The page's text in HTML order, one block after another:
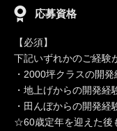
応募資格
【必須】
下記いずれかのご経験
・2000坪クラスの開発
・地上げからの開発経
・田んぼからの開発経
☆60歳定年を迎えた後